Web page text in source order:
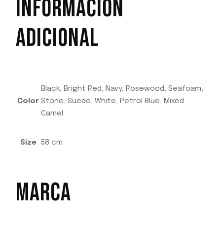
INFORMACIÓN
ADICIONAL
Color
Black, Bright Red, Navy, Rosewood, Seafoam,
Stone, Suede, White, Petrol Blue, Mixed
Camel
Size 58 cm
MARCA